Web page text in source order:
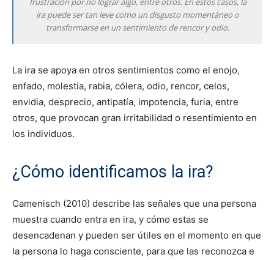
ira puede ser tan leve como un disgusto momentáneo o
transformarse en un sentimiento de rencor y odio.
La ira se apoya en otros sentimientos como el enojo,
enfado, molestia, rabia, cólera, odio, rencor, celos,
envidia, desprecio, antipatía, impotencia, furia, entre
otros, que provocan gran irritabilidad o resentimiento en
los individuos.
¿Cómo identificamos la ira?
Camenisch (2010) describe las señales que una persona
muestra cuando entra en ira, y cómo estas se
desencadenan y pueden ser útiles en el momento en que
la persona lo haga consciente, para que las reconozca e